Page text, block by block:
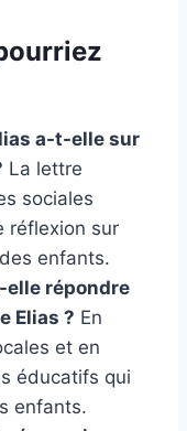
a-t-elle sur
La lettre
sociales
réflexion sur
enfants.
elle répondre
Elias ? En
et en
éducatifs qui
enfants.